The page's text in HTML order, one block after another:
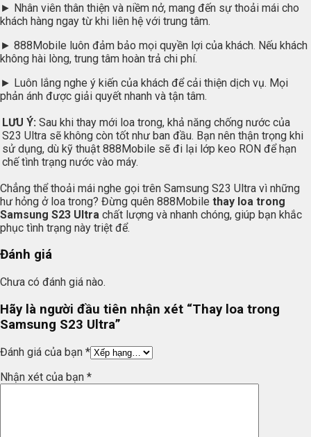
► Nhân viên thân thiện và niềm nở, mang đến sự thoải mái cho
khách hàng ngay từ khi liên hệ với trung tâm.
► 888Mobile luôn đảm bảo mọi quyền lợi của khách. Nếu khách
không hài lòng, trung tâm hoàn trả chi phí.
► Luôn lắng nghe ý kiến của khách để cải thiện dịch vụ. Mọi
phản ánh được giải quyết nhanh và tận tâm.
LƯU Ý: Sau khi thay mới loa trong, khả năng chống nước của
S23 Ultra sẽ không còn tốt như ban đầu. Bạn nên thận trọng khi
sử dụng, dù kỹ thuật 888Mobile sẽ đi lại lớp keo RON để hạn
chế tình trạng nước vào máy.
Chẳng thể thoải mái nghe gọi trên Samsung S23 Ultra vì những
hư hỏng ở loa trong? Đừng quên 888Mobile thay loa trong
Samsung S23 Ultra chất lượng và nhanh chóng, giúp bạn khắc
phục tình trạng này triệt để.
Đánh giá
Chưa có đánh giá nào.
Hãy là người đầu tiên nhận xét “Thay loa trong
Samsung S23 Ultra”
Đánh giá của bạn *
Nhận xét của bạn *